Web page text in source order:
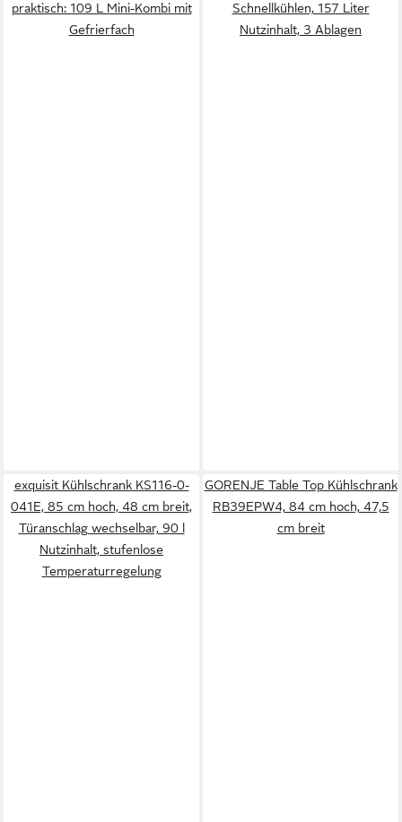
praktisch: 109 L Mini-Kombi mit
Gefrierfach
Schnellkühlen, 157 Liter
Nutzinhalt, 3 Ablagen
exquisit Kühlschrank KS116-0-
041E, 85 cm hoch, 48 cm breit,
Türanschlag wechselbar, 90 l
Nutzinhalt, stufenlose
Temperaturregelung
GORENJE Table Top Kühlschrank
RB39EPW4, 84 cm hoch, 47,5
cm breit